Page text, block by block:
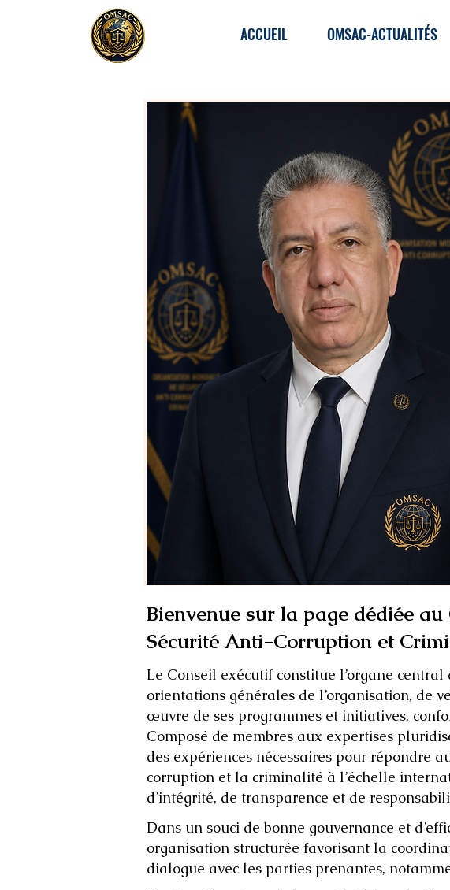
ACCUEIL OMSAC-ACTUALITÉS
Bienvenue sur la page dédiée
Sécurité Anti-Corruption et
Le Conseil exécutif constitue l’organe
orientations générales de l’organisation, de
œuvre de ses programmes et initiatives,
Composé de membres aux expertises
des expériences nécessaires pour répondre
corruption et la criminalité à l’échelle
d’intégrité, de transparence et de
Dans un souci de bonne gouvernance et
organisation structurée favorisant la
dialogue avec les parties prenantes,